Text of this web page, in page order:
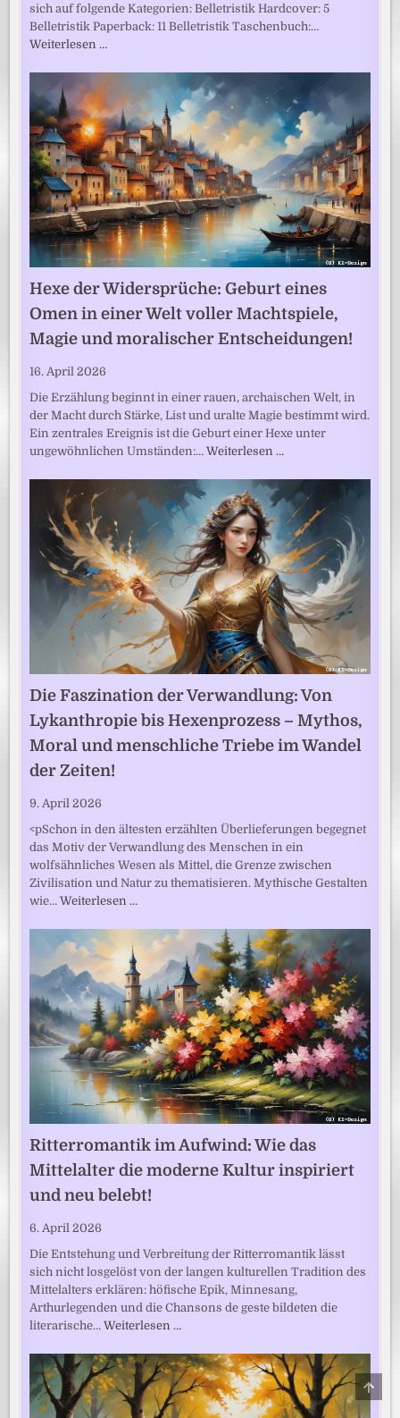
sich auf folgende Kategorien: Belletristik Hardcover: 5
Belletristik Paperback: 11 Belletristik Taschenbuch:…
Weiterlesen …
Hexe der Widersprüche: Geburt eines
Omen in einer Welt voller Machtspiele,
Magie und moralischer Entscheidungen!
16. April 2026
Die Erzählung beginnt in einer rauen, archaischen Welt, in
der Macht durch Stärke, List und uralte Magie bestimmt wird.
Ein zentrales Ereignis ist die Geburt einer Hexe unter
ungewöhnlichen Umständen:…Weiterlesen …
Die Faszination der Verwandlung: Von
Lykanthropie bis Hexenprozess – Mythos,
Moral und menschliche Triebe im Wandel
der Zeiten!
9. April 2026
<pSchon in den ältesten erzählten Überlieferungen begegnet
das Motiv der Verwandlung des Menschen in ein
wolfsähnliches Wesen als Mittel, die Grenze zwischen
Zivilisation und Natur zu thematisieren. Mythische Gestalten
wie…Weiterlesen …
Ritterromantik im Aufwind: Wie das
Mittelalter die moderne Kultur inspiriert
und neu belebt!
6. April 2026
Die Entstehung und Verbreitung der Ritterromantik lässt
sich nicht losgelöst von der langen kulturellen Tradition des
Mittelalters erklären: höfische Epik, Minnesang,
Arthurlegenden und die Chansons de geste bildeten die
literarische…Weiterlesen …
TO